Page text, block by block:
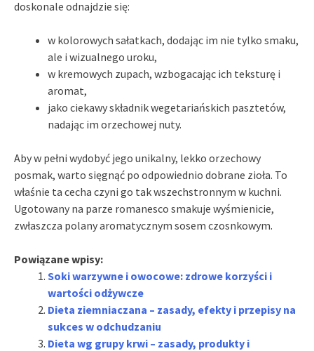
doskonale odnajdzie się:
w kolorowych sałatkach, dodając im nie tylko smaku,
ale i wizualnego uroku,
w kremowych zupach, wzbogacając ich teksturę i
aromat,
jako ciekawy składnik wegetariańskich pasztetów,
nadając im orzechowej nuty.
Aby w pełni wydobyć jego unikalny, lekko orzechowy
posmak, warto sięgnąć po odpowiednio dobrane zioła. To
właśnie ta cecha czyni go tak wszechstronnym w kuchni.
Ugotowany na parze romanesco smakuje wyśmienicie,
zwłaszcza polany aromatycznym sosem czosnkowym.
Powiązane wpisy:
Soki warzywne i owocowe: zdrowe korzyści i
wartości odżywcze
Dieta ziemniaczana – zasady, efekty i przepisy na
sukces w odchudzaniu
Dieta wg grupy krwi – zasady, produkty i